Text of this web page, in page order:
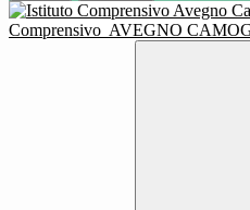
Comprensivo AVEGNO